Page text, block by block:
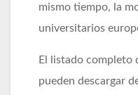
mismo tiempo, la
universitarios
El listado completo
pueden descargar